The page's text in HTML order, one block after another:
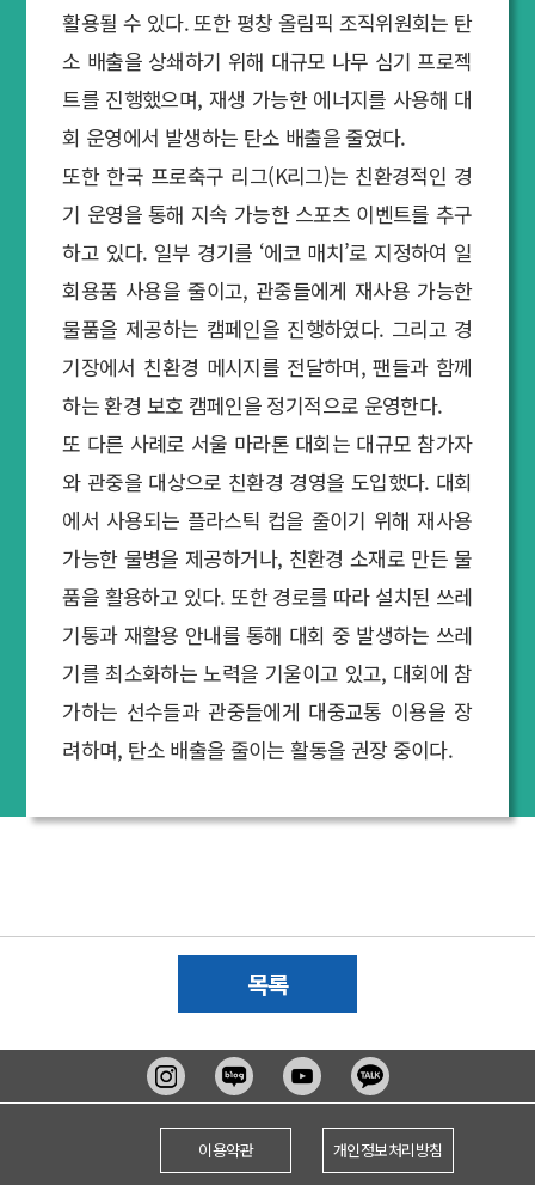
활용될 수 있다. 또한 평창 올림픽 조직위원회는 탄
소 배출을 상쇄하기 위해 대규모 나무 심기 프로젝
트를 진행했으며, 재생 가능한 에너지를 사용해 대
회 운영에서 발생하는 탄소 배출을 줄였다.
또한 한국 프로축구 리그(K리그)는 친환경적인 경
기 운영을 통해 지속 가능한 스포츠 이벤트를 추구
하고 있다. 일부 경기를 ‘에코 매치’로 지정하여 일
회용품 사용을 줄이고, 관중들에게 재사용 가능한
물품을 제공하는 캠페인을 진행하였다. 그리고 경
기장에서 친환경 메시지를 전달하며, 팬들과 함께
하는 환경 보호 캠페인을 정기적으로 운영한다.
또 다른 사례로 서울 마라톤 대회는 대규모 참가자
와 관중을 대상으로 친환경 경영을 도입했다. 대회
에서 사용되는 플라스틱 컵을 줄이기 위해 재사용
가능한 물병을 제공하거나, 친환경 소재로 만든 물
품을 활용하고 있다. 또한 경로를 따라 설치된 쓰레
기통과 재활용 안내를 통해 대회 중 발생하는 쓰레
기를 최소화하는 노력을 기울이고 있고, 대회에 참
가하는 선수들과 관중들에게 대중교통 이용을 장
려하며, 탄소 배출을 줄이는 활동을 권장 중이다.
목록
이용약관 개인정보처리방침